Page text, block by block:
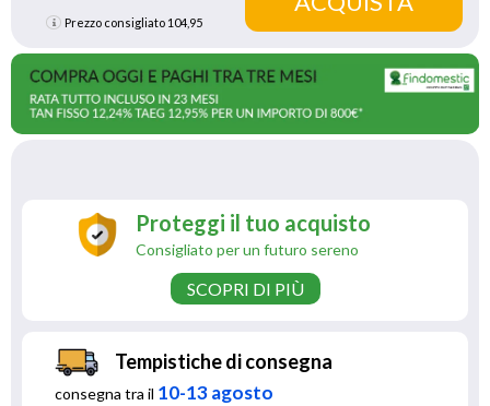
Prezzo consigliato 104,95
Proteggi il tuo acquisto
Consigliato per un futuro sereno
SCOPRI DI PIÙ
Tempistiche di consegna
consegna tra il 10-13 agosto